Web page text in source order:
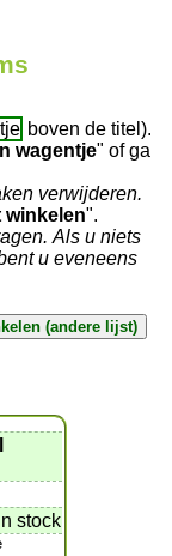
boven de titel).
wagentje" of ga
verwijderen.
winkelen".
Als u niets
u eveneens
stock